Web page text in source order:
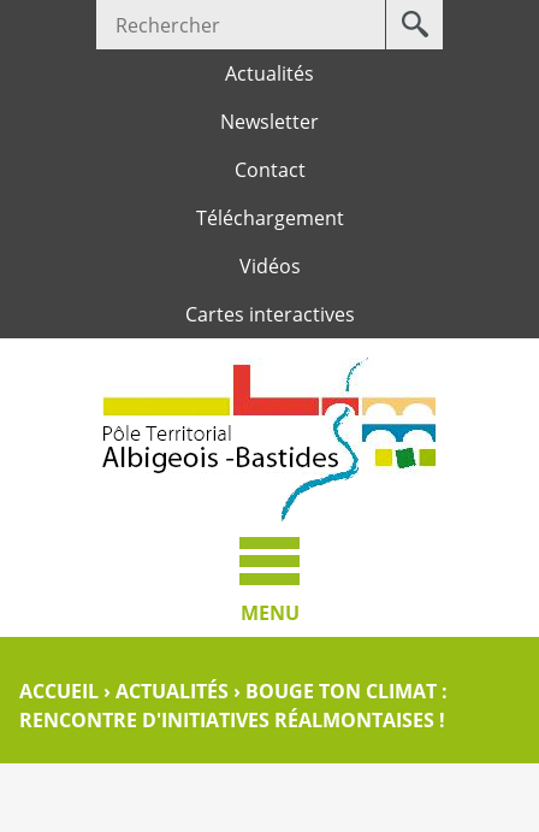
Jump to navigation
Votre
recherche
Actualités
Newsletter
Contact
Téléchargement
Vidéos
Cartes interactives
MENU
ACCUEIL ›ACTUALITÉS › BOUGE TON CLIMAT :
RENCONTRE D'INITIATIVES RÉALMONTAISES !